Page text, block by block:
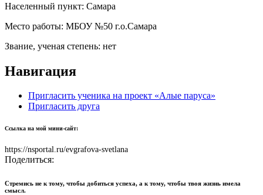
Населенный пункт: Самара
Место работы: МБОУ №50 г.о.Самара
Звание, ученая степень: нет
Навигация
Пригласить ученика на проект «Алые паруса»
Пригласить друга
Ссылка на мой мини-сайт:
https://nsportal.ru/evgrafova-svetlana
Поделиться:
Стремись не к тому, чтобы добиться успеха, а к тому, чтобы твоя жизнь имела
смысл.